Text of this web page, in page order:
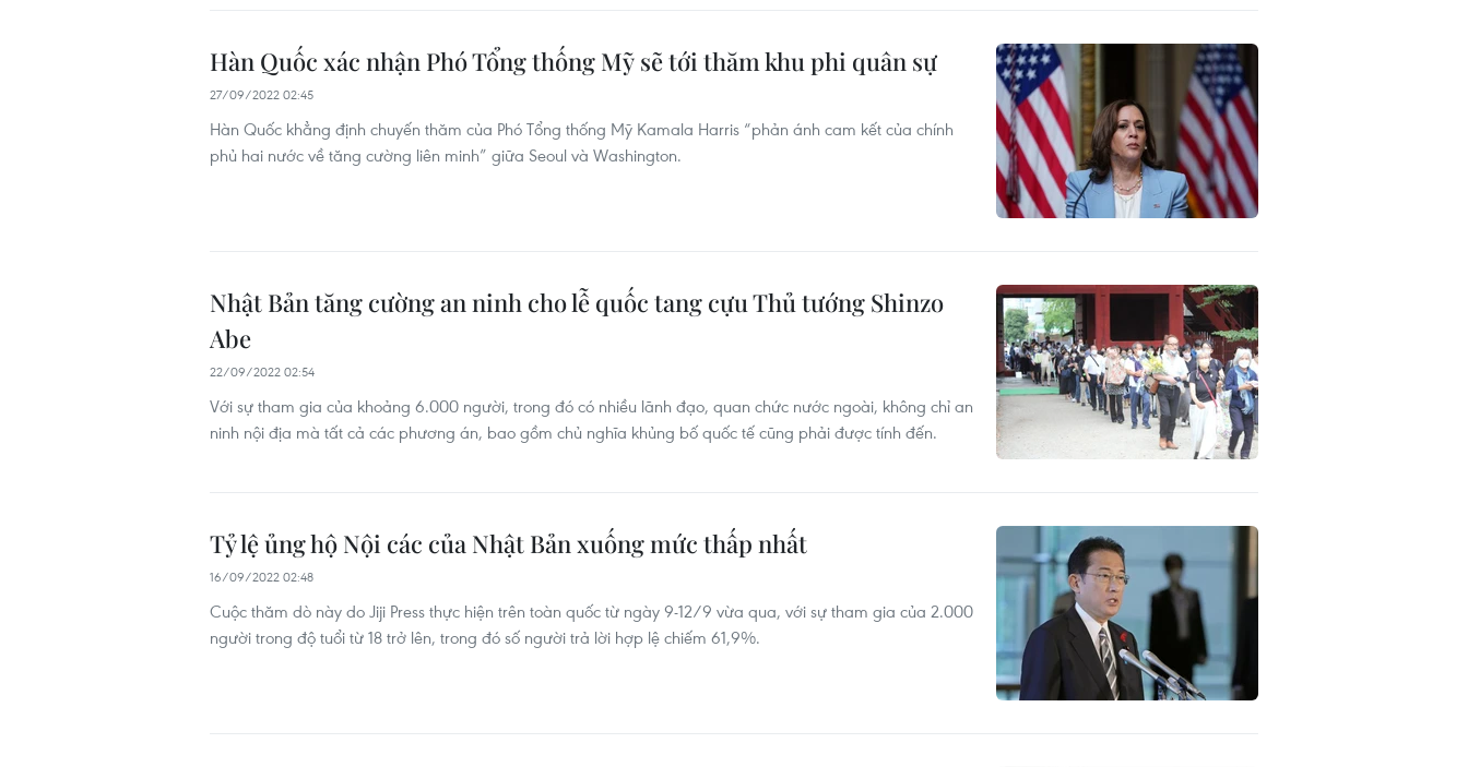
Hàn Quốc xác nhận Phó Tổng thống Mỹ sẽ tới thăm khu phi quân sự
27/09/2022 02:45
Hàn Quốc khẳng định chuyến thăm của Phó Tổng thống Mỹ Kamala Harris “phản ánh cam kết của chính
phủ hai nước về tăng cường liên minh” giữa Seoul và Washington.
Nhật Bản tăng cường an ninh cho lễ quốc tang cựu Thủ tướng Shinzo
Abe
22/09/2022 02:54
Với sự tham gia của khoảng 6.000 người, trong đó có nhiều lãnh đạo, quan chức nước ngoài, không chỉ an
ninh nội địa mà tất cả các phương án, bao gồm chủ nghĩa khủng bố quốc tế cũng phải được tính đến.
Tỷ lệ ủng hộ Nội các của Nhật Bản xuống mức thấp nhất
16/09/2022 02:48
Cuộc thăm dò này do Jiji Press thực hiện trên toàn quốc từ ngày 9-12/9 vừa qua, với sự tham gia của 2.000
người trong độ tuổi từ 18 trở lên, trong đó số người trả lời hợp lệ chiếm 61,9%.